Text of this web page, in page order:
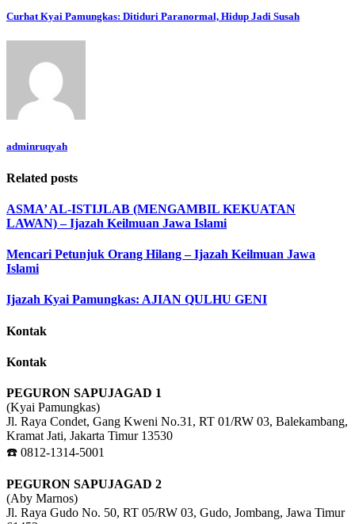
Curhat Kyai Pamungkas: Ditiduri Paranormal, Hidup Jadi Susah
adminruqyah
Related posts
ASMA’ AL-ISTIJLAB (MENGAMBIL KEKUATAN
LAWAN) – Ijazah Keilmuan Jawa Islami
Mencari Petunjuk Orang Hilang – Ijazah Keilmuan Jawa
Islami
Ijazah Kyai Pamungkas: AJIAN QULHU GENI
Kontak
Kontak
PEGURON SAPUJAGAD 1
(Kyai Pamungkas)
Jl. Raya Condet, Gang Kweni No.31, RT 01/RW 03, Balekambang,
Kramat Jati, Jakarta Timur 13530
☎️ 0812-1314-5001
PEGURON SAPUJAGAD 2
(Aby Marnos)
Jl. Raya Gudo No. 50, RT 05/RW 03, Gudo, Jombang, Jawa Timur